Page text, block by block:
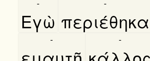
Εγὼ
-
περιέθηκα
-
- -